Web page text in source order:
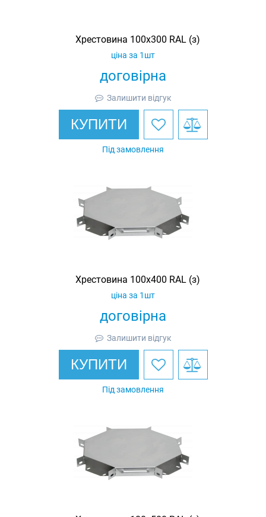
Хрестовина 100х300 RAL (з)
договірна
ціна за 1шт
Залишити відгук
КУПИТИ
Під замовлення
Хрестовина 100х400 RAL (з)
договірна
ціна за 1шт
Залишити відгук
КУПИТИ
Під замовлення